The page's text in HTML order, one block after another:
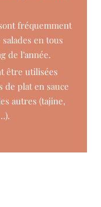
fréquemment
en tous
de l’année.
être utilisées
de plat en sauce
autres (tajine,